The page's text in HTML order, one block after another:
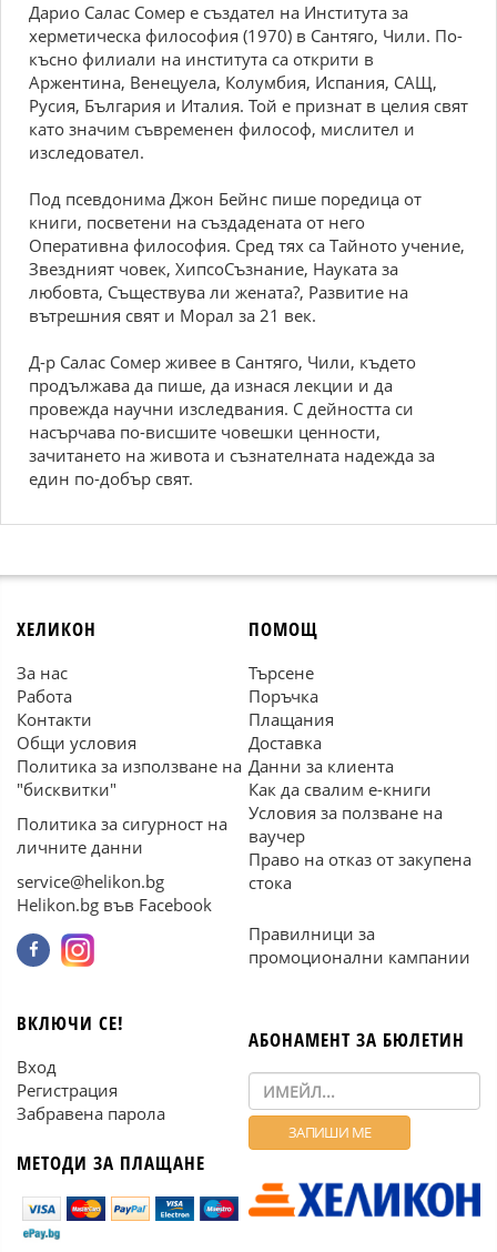
Дарио Салас Сомер е създател на Института за
херметическа философия (1970) в Сантяго, Чили. По-
късно филиали на института са открити в
Аржентина, Венецуела, Колумбия, Испания, САЩ,
Русия, България и Италия. Той е признат в целия свят
като значим съвременен философ, мислител и
изследовател.
Под псевдонима Джон Бейнс пише поредица от
книги, посветени на създадената от него
Оперативна философия. Сред тях са Тайното учение,
Звездният човек, ХипсоСъзнание, Науката за
любовта, Съществува ли жената?, Развитие на
вътрешния свят и Морал за 21 век.
Д-р Салас Сомер живее в Сантяго, Чили, където
продължава да пише, да изнася лекции и да
провежда научни изследвания. С дейността си
насърчава по-висшите човешки ценности,
зачитането на живота и съзнателната надежда за
един по-добър свят.
ХЕЛИКОН
За нас
Работа
Контакти
Общи условия
Политика за използване на
"бисквитки"
Политика за сигурност на
личните данни
service@helikon.bg
Helikon.bg във Facebook
ПОМОЩ
Търсене
Поръчка
Плащания
Доставка
Данни за клиента
Как да свалим е-книги
Условия за ползване на
ваучер
Право на отказ от закупена
стока
Правилници за
промоционални кампании
ВКЛЮЧИ СЕ!
Вход
Регистрация
Забравена парола
МЕТОДИ ЗА ПЛАЩАНЕ
АБОНАМЕНТ ЗА БЮЛЕТИН